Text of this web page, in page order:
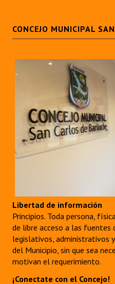
CONCEJO MUNICIPAL
Libertad de información
Principios. Toda persona,
de libre acceso a las
legislativos, administrativos
del Municipio, sin que sea
motivan el requerimiento.
¡Conectate con el Concejo!